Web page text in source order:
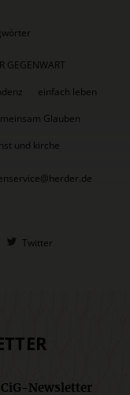
GEGENWART
einfach leben
Glauben
und kirche
Twitter
CiG-Newsletter